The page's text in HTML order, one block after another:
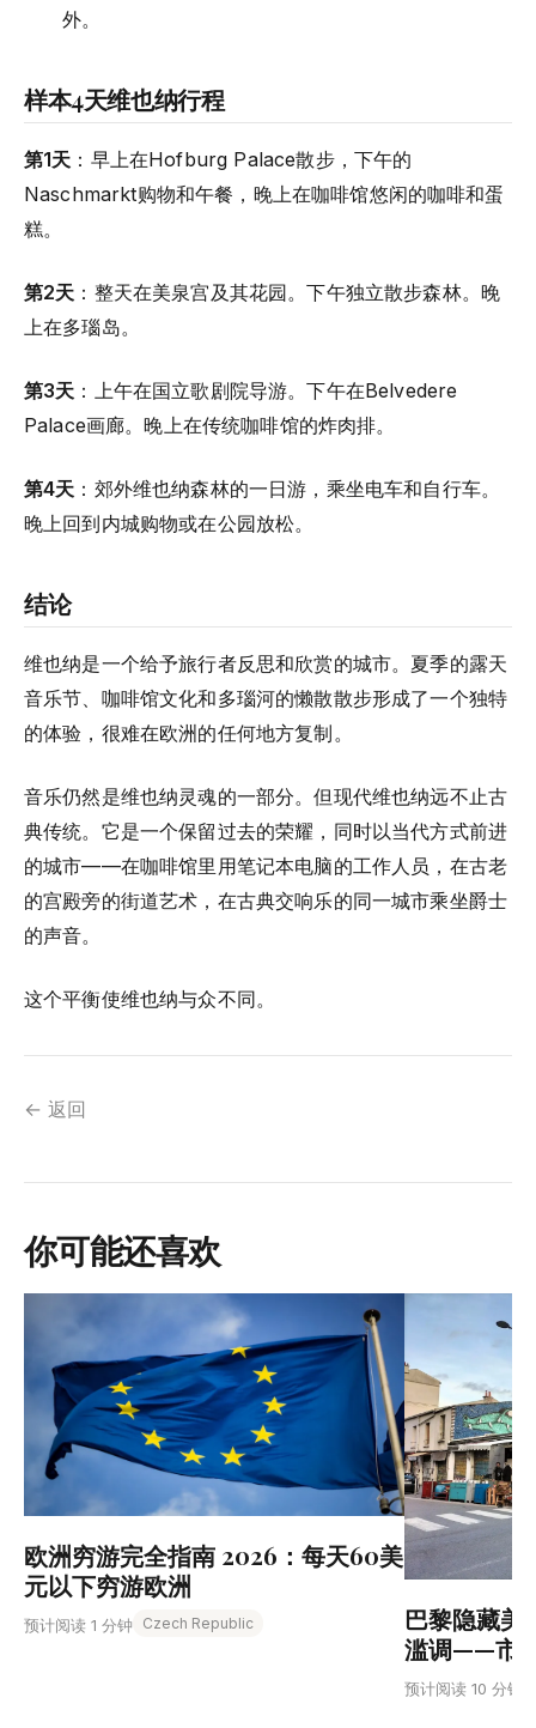
外。
样本4天维也纳行程
第1天 ：早上在Hofburg Palace散步，下午的
Naschmarkt购物和午餐，晚上在咖啡馆悠闲的咖啡和蛋
糕。
第2天 ：整天在美泉宫及其花园。下午独立散步森林。晚
上在多瑙岛。
第3天 ：上午在国立歌剧院导游。下午在Belvedere
Palace画廊。晚上在传统咖啡馆的炸肉排。
第4天 ：郊外维也纳森林的一日游，乘坐电车和自行车。
晚上回到内城购物或在公园放松。
结论
维也纳是一个给予旅行者反思和欣赏的城市。夏季的露天
音乐节、咖啡馆文化和多瑙河的懒散散步形成了一个独特
的体验，很难在欧洲的任何地方复制。
音乐仍然是维也纳灵魂的一部分。但现代维也纳远不止古
典传统。它是一个保留过去的荣耀，同时以当代方式前进
的城市——在咖啡馆里用笔记本电脑的工作人员，在古老
的宫殿旁的街道艺术，在古典交响乐的同一城市乘坐爵士
的声音。
这个平衡使维也纳与众不同。
← 返回
你可能还喜欢
欧洲穷游完全指南 2026：每天60美
元以下穷游欧洲
预计阅读 1 分钟 Czech Republic
巴黎隐藏美
滥调——市
预计阅读 10 分钟